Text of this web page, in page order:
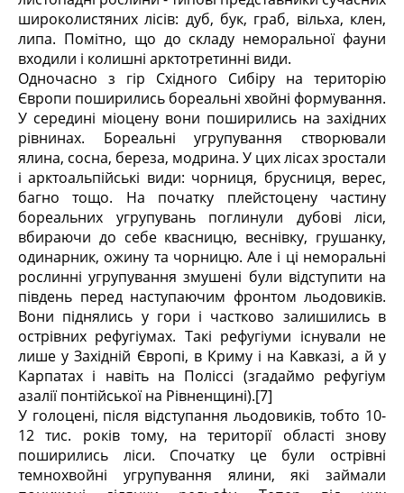
широколистяних лісів: дуб, бук, граб, вільха, клен,
липа. Помітно, що до складу неморальної фауни
входили і колишні арктотретинні види.
Одночасно з гір Східного Сибіру на територію
Європи поширились бореальні хвойні формування.
У середині міоцену вони поширились на західних
рівнинах. Бореальні угрупування створювали
ялина, сосна, береза, модрина. У цих лісах зростали
і арктоальпійські види: чорниця, брусниця, верес,
багно тощо. На початку плейстоцену частину
бореальних угрупувань поглинули дубові ліси,
вбираючи до себе квасницю, веснівку, грушанку,
одинарник, ожину та чорницю. Але і ці неморальні
рослинні угрупування змушені були відступити на
південь перед наступаючим фронтом льодовиків.
Вони піднялись у гори і частково залишились в
острівних рефугіумах. Такі рефугіуми існували не
лише у Західній Європі, в Криму і на Кавказі, а й у
Карпатах і навіть на Поліссі (згадаймо рефугіум
азалії понтійської на Рівненщині).[7]
У голоцені, після відступання льодовиків, тобто 10-
12 тис. років тому, на території області знову
поширились ліси. Спочатку це були острівні
темнохвойні угрупування ялини, які займали